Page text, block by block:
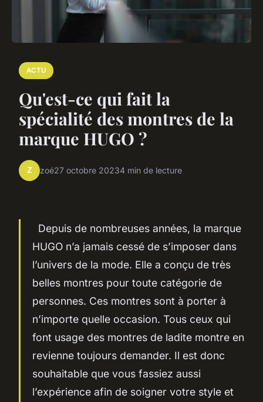
ACTU
Qu'est-ce qui fait la
spécialité des montres de la
marque HUGO ?
Z zoé27 octobre 20234 min de lecture
Depuis de nombreuses années, la marque
HUGO n’a jamais cessé de s’imposer dans
l’univers de la mode. Elle a conçu de très
belles montres pour toute catégorie de
personnes. Ces montres sont à porter à
n’importe quelle occasion. Tous ceux qui
font usage des montres de ladite montre en
revienne toujours demander. Il est donc
souhaitable que vous fassiez aussi
l’expérience afin de soigner votre style et